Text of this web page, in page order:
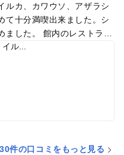
ルカ、カワウソ、アザラシ
て十分満喫出来ました。シ
ました。 館内のレストラン
かったのですが、なかなか
30件の口コミをもっと見る